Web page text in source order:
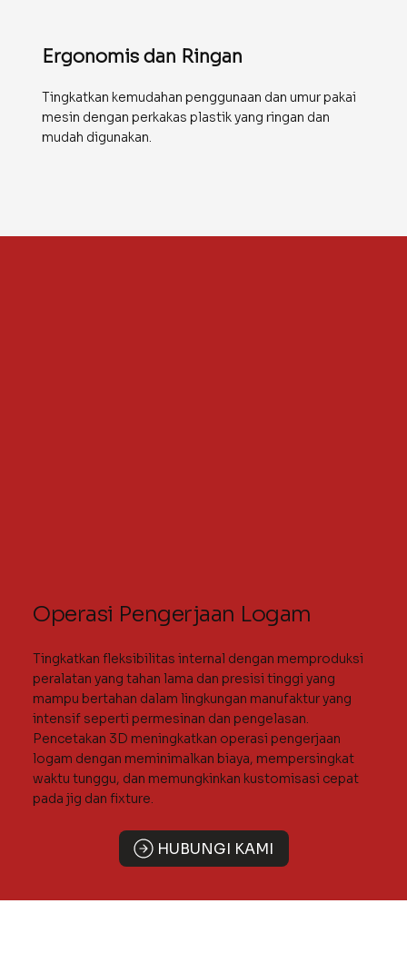
Ergonomis dan Ringan
Tingkatkan kemudahan penggunaan dan umur pakai
mesin dengan perkakas plastik yang ringan dan
mudah digunakan.
Operasi Pengerjaan Logam
Tingkatkan fleksibilitas internal dengan memproduksi
peralatan yang tahan lama dan presisi tinggi yang
mampu bertahan dalam lingkungan manufaktur yang
intensif seperti permesinan dan pengelasan.
Pencetakan 3D meningkatkan operasi pengerjaan
logam dengan meminimalkan biaya, mempersingkat
waktu tunggu, dan memungkinkan kustomisasi cepat
pada jig dan fixture.
HUBUNGI KAMI